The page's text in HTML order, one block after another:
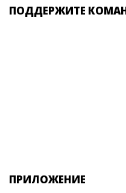
ПОДДЕРЖИТЕ
ПРИЛОЖЕНИЕ